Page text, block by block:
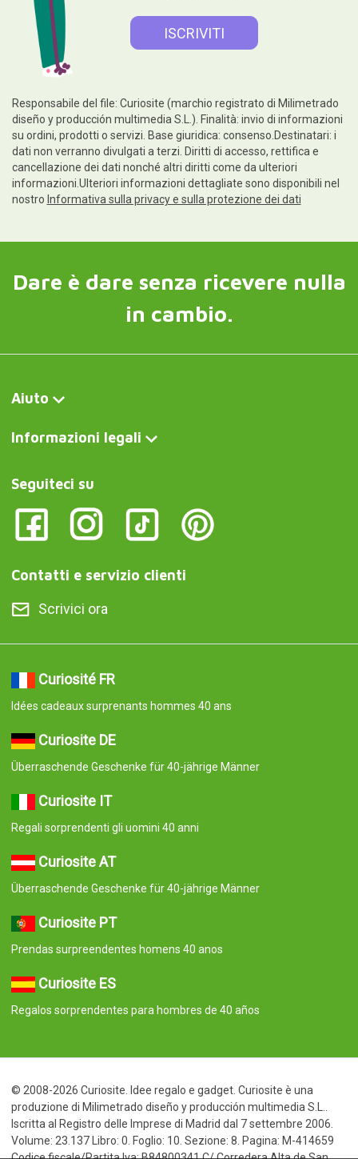
Responsabile del file: Curiosite (marchio registrato di Milimetrado
diseño y producción multimedia S.L.). Finalità: invio di informazioni
su ordini, prodotti o servizi. Base giuridica: consenso.Destinatari: i
dati non verranno divulgati a terzi. Diritti di accesso, rettifica e
cancellazione dei dati nonché altri diritti come da ulteriori
informazioni.Ulteriori informazioni dettagliate sono disponibili nel
nostro Informativa sulla privacy e sulla protezione dei dati
Dare è dare senza ricevere nulla
in cambio.
Aiuto
Informazioni legali
Seguiteci su
Contatti e servizio clienti
Scrivici ora
Curiosité FR
Idées cadeaux surprenants hommes 40 ans
Curiosite DE
Überraschende Geschenke für 40-jährige Männer
Curiosite IT
Regali sorprendenti gli uomini 40 anni
Curiosite AT
Überraschende Geschenke für 40-jährige Männer
Curiosite PT
Prendas surpreendentes homens 40 anos
Curiosite ES
Regalos sorprendentes para hombres de 40 años
© 2008-2026 Curiosite. Idee regalo e gadget. Curiosite è una
produzione di Milimetrado diseño y producción multimedia S.L..
Iscritta al Registro delle Imprese di Madrid dal 7 settembre 2006.
Volume: 23.137 Libro: 0. Foglio: 10. Sezione: 8. Pagina: M-414659